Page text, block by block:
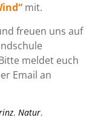
mit.
freuen uns auf
meldet euch
Email an
, Natur,